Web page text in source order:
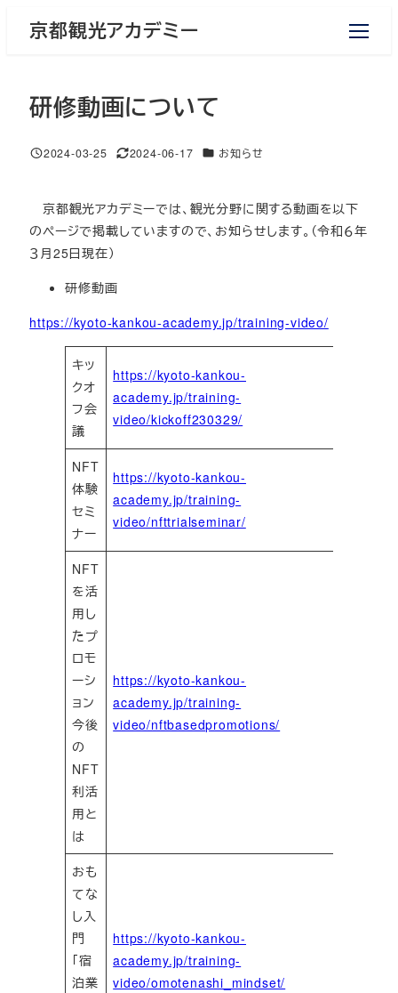
京都観光アカデミー
研修動画について
投稿日
2024-03-25
更新日
2024-06-17 カテゴリー
お知らせ
京都観光アカデミーでは、観光分野に関する動画を以下
のページで掲載していますので、お知らせします。（令和６年
３月25日現在）
研修動画
https://kyoto-kankou-academy.jp/training-video/
キッ
クオ
フ会
議
https://kyoto-kankou-
academy.jp/training-
video/kickoff230329/
NFT
体験
セミ
ナー
https://kyoto-kankou-
academy.jp/training-
video/nfttrialseminar/
NFT
を活
用し
たプ
ロモ
ーシ
ョン
今後
の
NFT
利活
用と
は
https://kyoto-kankou-
academy.jp/training-
video/nftbasedpromotions/
おも
てな
し入
門
「宿
泊業
https://kyoto-kankou-
academy.jp/training-
video/omotenashi_mindset/